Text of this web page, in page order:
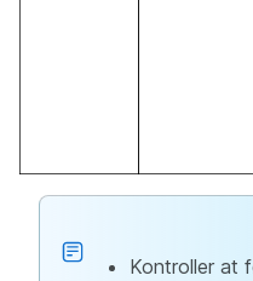
Kontroller at